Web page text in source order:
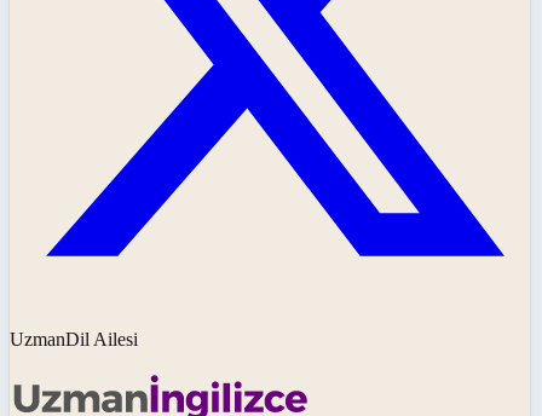
UzmanDil Ailesi